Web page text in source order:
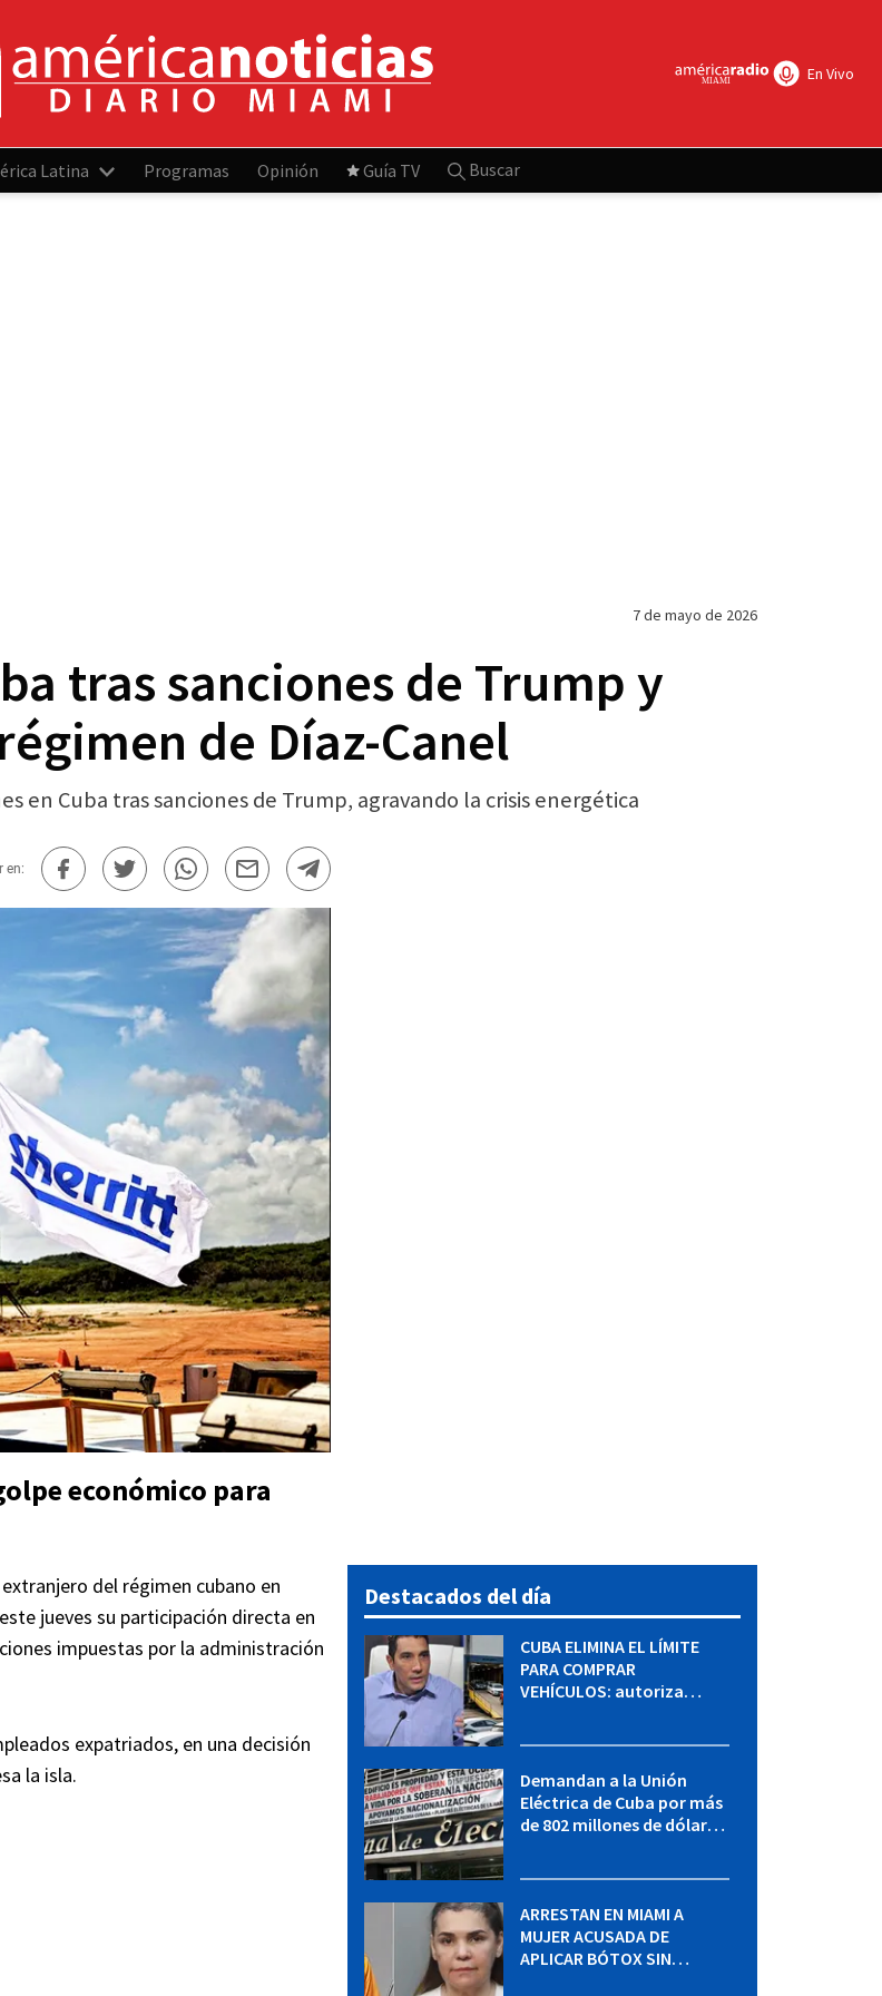
En Vivo
Latina Programas Opinión Guía TV Buscar
7 de mayo de 2026
tras sanciones de Trump y
de Díaz-Canel
en Cuba tras sanciones de Trump, agravando la crisis energética
en:
económico para
del régimen cubano en
jueves su participación directa en
impuestas por la administración
expatriados, en una decisión
la isla.
Destacados del día
CUBA ELIMINA EL LÍMITE
PARA COMPRAR
VEHÍCULOS: autoriza
Demandan a la Unión
Eléctrica de Cuba por más
de 802 millones de dólares
ARRESTAN EN MIAMI A
MUJER ACUSADA DE
APLICAR BÓTOX SIN